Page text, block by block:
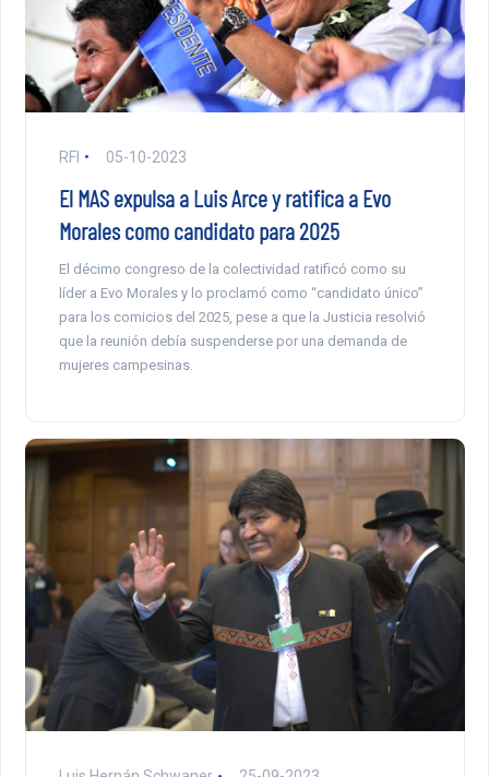
RFI 05-10-2023
El MAS expulsa a Luis Arce y ratifica a Evo
Morales como candidato para 2025
El décimo congreso de la colectividad ratificó como su
líder a Evo Morales y lo proclamó como “candidato único”
para los comicios del 2025, pese a que la Justicia resolvió
que la reunión debía suspenderse por una demanda de
mujeres campesinas.